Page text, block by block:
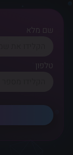
שם מלא
טלפון